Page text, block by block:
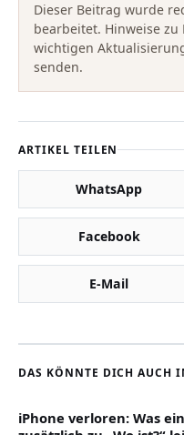
Dieser Beitrag wurde
bearbeitet. Hinweise
wichtigen
senden.
ARTIKEL TEILEN
WhatsApp
Facebook
E-Mail
DAS KÖNNTE DICH AUCH
iPhone verloren: Was